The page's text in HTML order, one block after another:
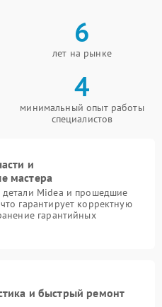
6
лет на рынке
4
минимальный опыт работы
специалистов
и
мастера
детали Midea и прошедшие
гарантирует корректную
гарантийных
и быстрый ремонт